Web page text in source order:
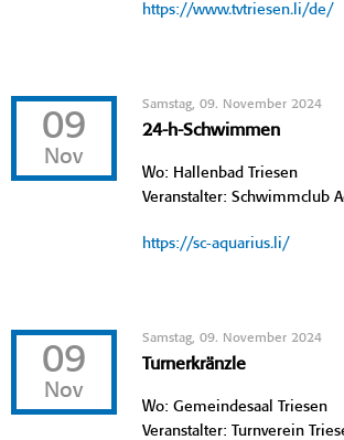
https://www.tvtriesen.li/de/
09
Nov
Samstag, 09. November 2024
24-h-Schwimmen
Wo: Hallenbad Triesen
Veranstalter: Schwimmclub
https://sc-aquarius.li/
09
Nov
Samstag, 09. November 2024
Turnerkränzle
Wo: Gemeindesaal Triesen
Veranstalter: Turnverein